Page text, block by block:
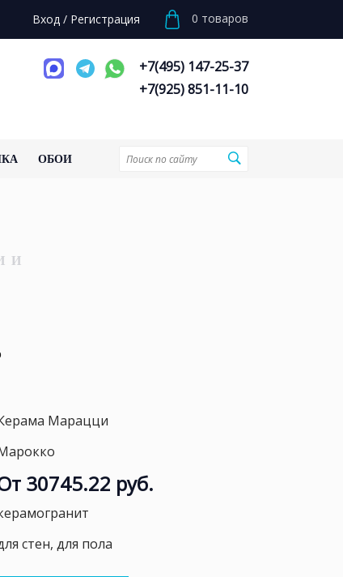
Вход / Регистрация 0 товаров
+7(495) 147-25-37
+7(925) 851-11-10
ОБОИ
Марацци
30745.22 руб.
стен, для пола